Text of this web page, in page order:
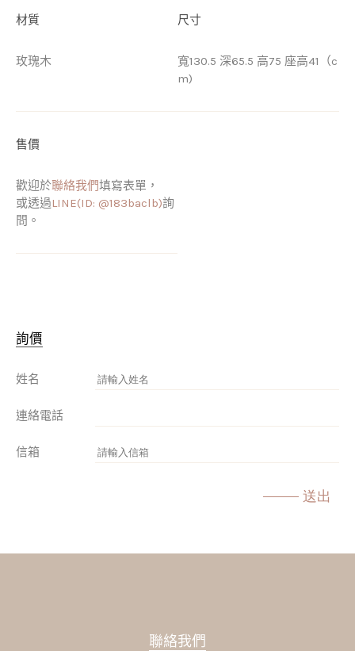
材質
玫瑰木
尺寸
寬130.5 深65.5 高75 座高41（c
m)
售價
歡迎於聯絡我們填寫表單，
或透過LINE(ID: @183baclb)詢
問。
詢價
姓名
連絡電話
信箱
送出
聯絡我們